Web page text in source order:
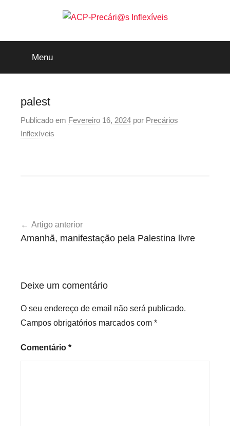
ACP-
Precári@s
Inflexíveis
Menu
palest
Publicado em Fevereiro 16, 2024 por Precários
Inflexíveis
de
Artigo anterior
Amanhã, manifestação pela Palestina livre
Deixe um comentário
O seu endereço de email não será publicado.
Campos obrigatórios marcados com *
Comentário *